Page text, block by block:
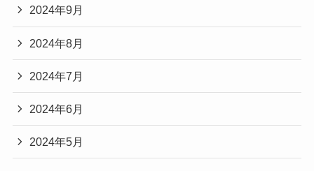
2024年9月
2024年8月
2024年7月
2024年6月
2024年5月